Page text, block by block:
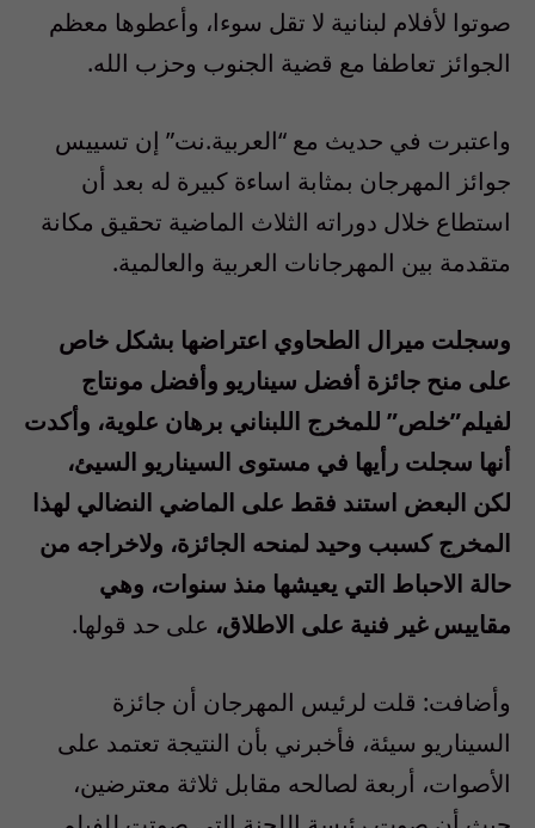
صوتوا لأفلام لبنانية لا تقل سوءا، وأعطوها معظم
الجوائز تعاطفا مع قضية الجنوب وحزب الله.
واعتبرت في حديث مع “العربية.نت” إن تسييس
جوائز المهرجان بمثابة اساءة كبيرة له بعد أن
استطاع خلال دوراته الثلاث الماضية تحقيق مكانة
متقدمة بين المهرجانات العربية والعالمية.
وسجلت ميرال الطحاوي اعتراضها بشكل خاص
على منح جائزة أفضل سيناريو وأفضل مونتاج
لفيلم”خلص” للمخرج اللبناني برهان علوية، وأكدت
أنها سجلت رأيها في مستوى السيناريو السيئ،
لكن البعض استند فقط على الماضي النضالي لهذا
المخرج كسبب وحيد لمنحه الجائزة، ولاخراجه من
حالة الاحباط التي يعيشها منذ سنوات، وهي
مقاييس غير فنية على الاطلاق، على حد قولها.
وأضافت: قلت لرئيس المهرجان أن جائزة
السيناريو سيئة، فأخبرني بأن النتيجة تعتمد على
الأصوات، أربعة لصالحه مقابل ثلاثة معترضين،